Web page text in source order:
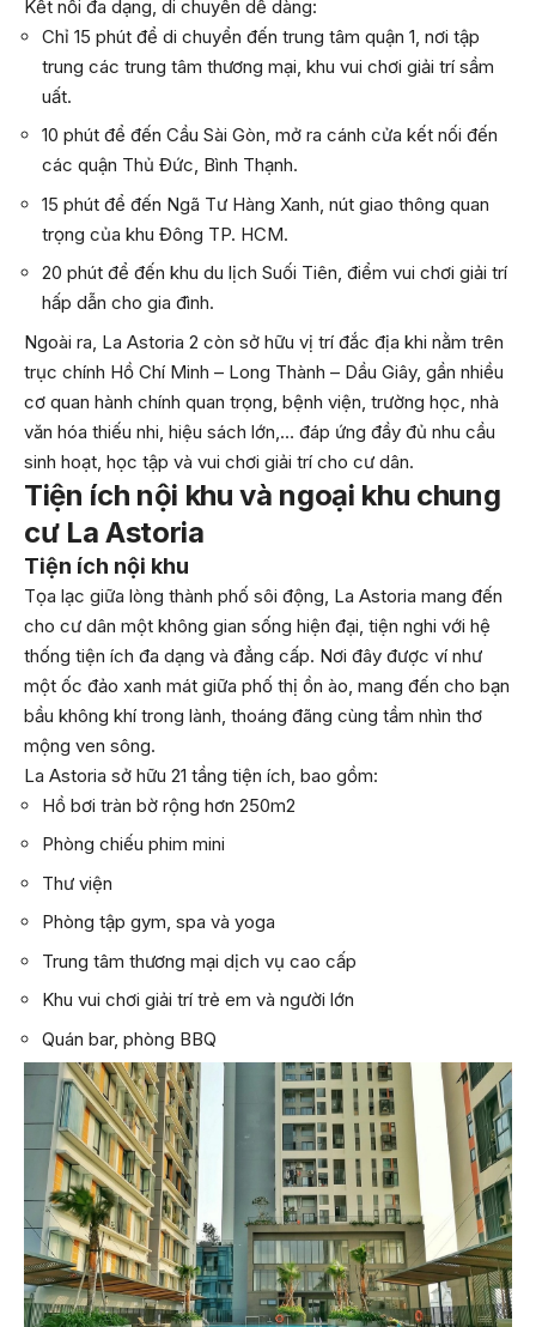
Kết nối đa dạng, di chuyển dễ dàng:
Chỉ 15 phút để di chuyển đến trung tâm quận 1, nơi tập
trung các trung tâm thương mại, khu vui chơi giải trí sầm
uất.
10 phút để đến Cầu Sài Gòn, mở ra cánh cửa kết nối đến
các quận Thủ Đức, Bình Thạnh.
15 phút để đến Ngã Tư Hàng Xanh, nút giao thông quan
trọng của khu Đông TP. HCM.
20 phút để đến khu du lịch Suối Tiên, điểm vui chơi giải trí
hấp dẫn cho gia đình.
Ngoài ra, La Astoria 2 còn sở hữu vị trí đắc địa khi nằm trên
trục chính Hồ Chí Minh – Long Thành – Dầu Giây, gần nhiều
cơ quan hành chính quan trọng, bệnh viện, trường học, nhà
văn hóa thiếu nhi, hiệu sách lớn,… đáp ứng đầy đủ nhu cầu
sinh hoạt, học tập và vui chơi giải trí cho cư dân.
Tiện ích nội khu và ngoại khu chung
cư La Astoria
Tiện ích nội khu
Tọa lạc giữa lòng thành phố sôi động, La Astoria mang đến
cho cư dân một không gian sống hiện đại, tiện nghi với hệ
thống tiện ích đa dạng và đẳng cấp. Nơi đây được ví như
một ốc đảo xanh mát giữa phố thị ồn ào, mang đến cho bạn
bầu không khí trong lành, thoáng đãng cùng tầm nhìn thơ
mộng ven sông.
La Astoria sở hữu 21 tầng tiện ích, bao gồm:
Hồ bơi tràn bờ rộng hơn 250m2
Phòng chiếu phim mini
Thư viện
Phòng tập gym, spa và yoga
Trung tâm thương mại dịch vụ cao cấp
Khu vui chơi giải trí trẻ em và người lớn
Quán bar, phòng BBQ